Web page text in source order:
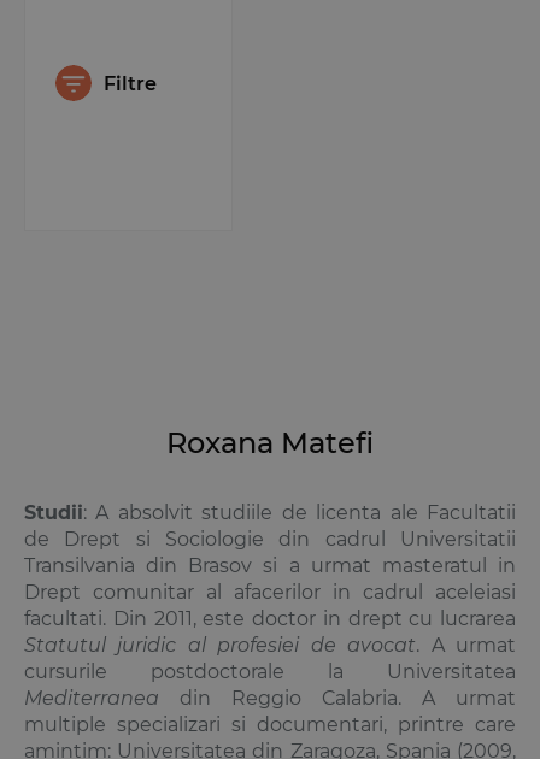
Filtre
Roxana Matefi
Studii: A absolvit studiile de licenta ale Facultatii
de Drept si Sociologie din cadrul Universitatii
Transilvania din Brasov si a urmat masteratul in
Drept comunitar al afacerilor in cadrul aceleiasi
facultati. Din 2011, este doctor in drept cu lucrarea
Statutul juridic al profesiei de avocat. A urmat
cursurile postdoctorale la Universitatea
Mediterranea din Reggio Calabria. A urmat
multiple specializari si documentari, printre care
amintim: Universitatea din Zaragoza, Spania (2009,